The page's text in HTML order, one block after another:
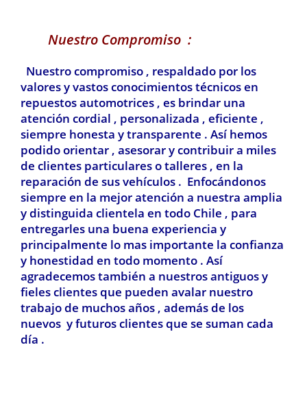
Nuestro Compromiso :
Nuestro compromiso , respaldado por los
valores y vastos conocimientos técnicos en
repuestos automotrices , es brindar una
atención cordial , personalizada , eficiente ,
siempre honesta y transparente . Así hemos
podido orientar , asesorar y contribuir a miles
de clientes particulares o talleres , en la
reparación de sus vehículos . Enfocándonos
siempre en la mejor atención a nuestra amplia
y distinguida clientela en todo Chile , para
entregarles una buena experiencia y
principalmente lo mas importante la confianza
y honestidad en todo momento . Así
agradecemos también a nuestros antiguos y
fieles clientes que pueden avalar nuestro
trabajo de muchos años , además de los
nuevos y futuros clientes que se suman cada
día .